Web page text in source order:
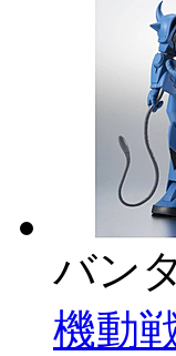
バン
機動